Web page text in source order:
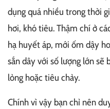
dụng quá nhiều trong thời
hơi, khó tiêu. Thậm chí ở
hạ huyết áp, mới ốm dậy
sắn dây với số lượng lớn sẽ
lỏng hoặc tiêu chảy.
Chính vì vậy bạn chỉ nên